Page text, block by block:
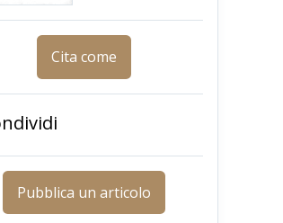
Cita come
Pubblica un articolo